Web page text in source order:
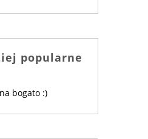
popularne
bogato :)